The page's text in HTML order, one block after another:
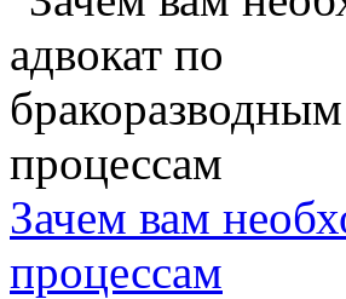
Зачем вам
процессам